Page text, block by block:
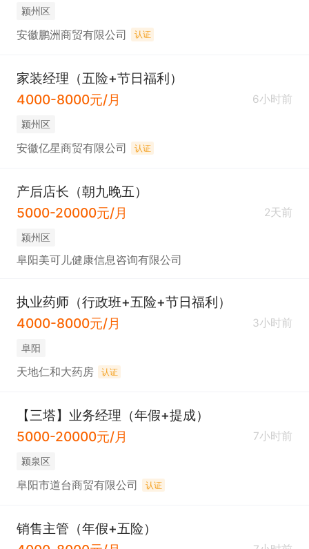
颍州区
安徽鹏洲商贸有限公司 认证
家装经理（五险+节日福利）
4000-8000元/月
6小时前
颍州区
安徽亿星商贸有限公司 认证
产后店长（朝九晚五）
5000-20000元/月
2天前
颍州区
阜阳美可儿健康信息咨询有限公司
执业药师（行政班+五险+节日福利）
4000-8000元/月
3小时前
阜阳
天地仁和大药房 认证
【三塔】业务经理（年假+提成）
5000-20000元/月
7小时前
颍泉区
阜阳市道台商贸有限公司 认证
销售主管（年假+五险）